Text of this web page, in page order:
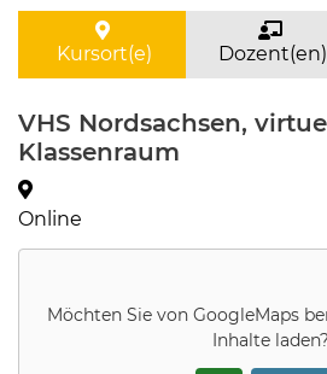
Kursort(e) Dozent(en)
VHS Nordsachsen,
Klassenraum
Online
Möchten Sie von GoogleMaps
Inhalte laden?